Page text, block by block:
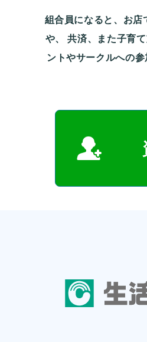
組合員になると、お店
や、共済、また子育
ントやサークルへの